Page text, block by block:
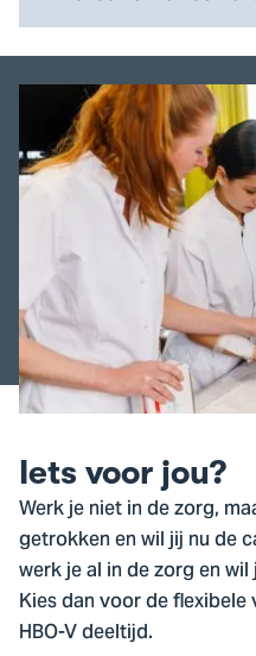
Iets voor jou?
Werk je niet in de zorg,
getrokken en wil jij nu de
werk je al in de zorg en
Kies dan voor de
HBO-V deeltijd.